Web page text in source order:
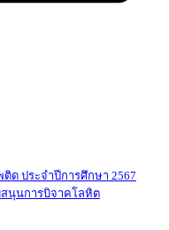
ด ประจำปีการศึกษา 2567
นุนการบิจาคโลหิต